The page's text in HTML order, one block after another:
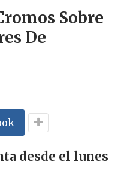
Sobre
De
desde el lunes